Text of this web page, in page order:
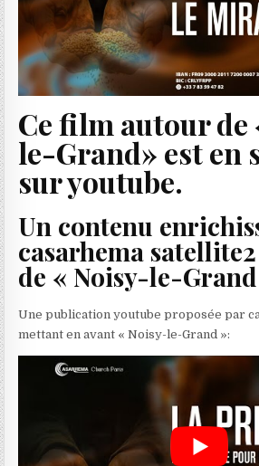
Ce film autour de
le-Grand» est en
sur youtube.
Un contenu
casarhema
de « Noisy-le-
Une publication youtube proposée par
mettant en avant « Noisy-le-Grand »: